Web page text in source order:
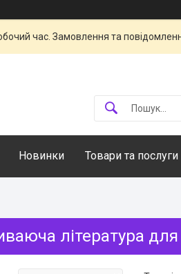
час. Замовлення та
Новинки Товари та послуги
література для